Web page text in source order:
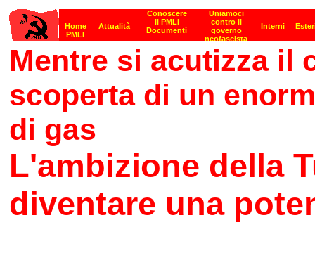
Mentre si acutizza il
scoperta di un
di gas
L'ambizione della
diventare una